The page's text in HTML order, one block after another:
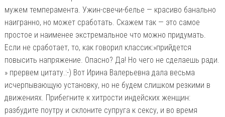
мужем темперамента. Ужин-свечи-белье — красиво банально
наигранно, но может сработать. Скажем так — это самое
простое и наименее экстремальное что можно придумать.
Если не сработает, то, как говорил классик:»прийдется
повысить напряжение. Опасно? Да! Но чего не сделаешь ради.
» прервем цитату.:-) Вот Ирина Валерьевна дала весьма
исчерпывающую установку, но не будем слишком резкими в
движениях. Прибегните к хитрости индейских женщин:
разбудите поутру и склоните супруга к сексу, и во время